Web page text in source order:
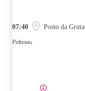
07:40 Posto da Gruta
Poltrona